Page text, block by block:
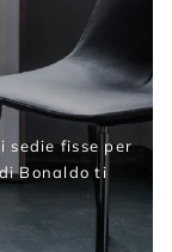
sedie fisse per
Bonaldo ti